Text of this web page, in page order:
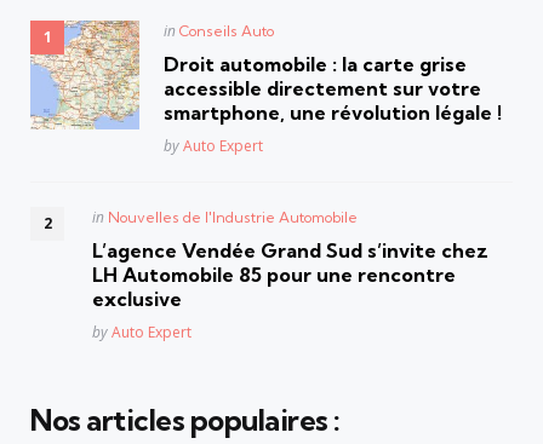
Posted
in Conseils Auto
Droit automobile : la carte grise
accessible directement sur votre
smartphone, une révolution légale !
Posted
byAuto Expert
Posted
in Nouvelles de l'Industrie Automobile
L’agence Vendée Grand Sud s’invite chez
LH Automobile 85 pour une rencontre
exclusive
Posted
byAuto Expert
Nos articles populaires :